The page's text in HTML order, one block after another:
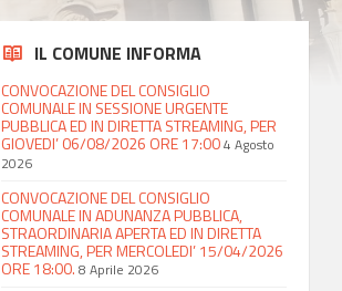
IL COMUNE INFORMA
CONVOCAZIONE DEL CONSIGLIO
COMUNALE IN SESSIONE URGENTE
PUBBLICA ED IN DIRETTA STREAMING, PER
GIOVEDI’ 06/08/2026 ORE 17:004 Agosto
2026
CONVOCAZIONE DEL CONSIGLIO
COMUNALE IN ADUNANZA PUBBLICA,
STRAORDINARIA APERTA ED IN DIRETTA
STREAMING, PER MERCOLEDI’ 15/04/2026
ORE 18:00. 8 Aprile 2026